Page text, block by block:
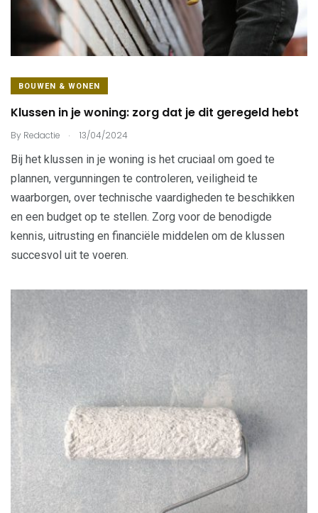
BOUWEN & WONEN
Klussen in je woning: zorg dat je dit geregeld hebt
By Redactie . 13/04/2024
Bij het klussen in je woning is het cruciaal om goed te
plannen, vergunningen te controleren, veiligheid te
waarborgen, over technische vaardigheden te beschikken
en een budget op te stellen. Zorg voor de benodigde
kennis, uitrusting en financiële middelen om de klussen
succesvol uit te voeren.